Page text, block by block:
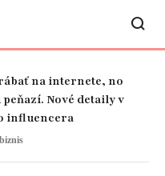
Nové detaily v
influencera